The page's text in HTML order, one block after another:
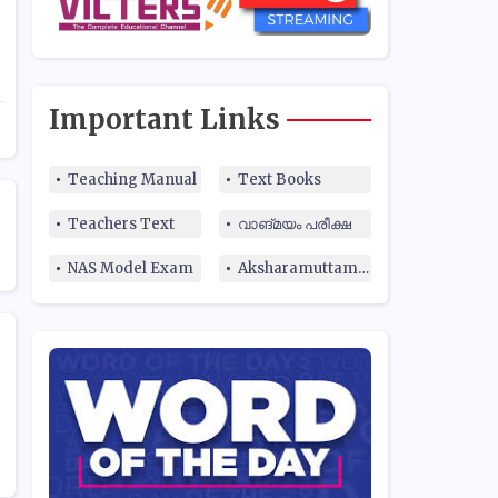
Important Links
Teaching Manual Text Books
Teachers Text വാങ്മയം പരീക്ഷ
NAS Model Exam Aksharamuttam Quiz